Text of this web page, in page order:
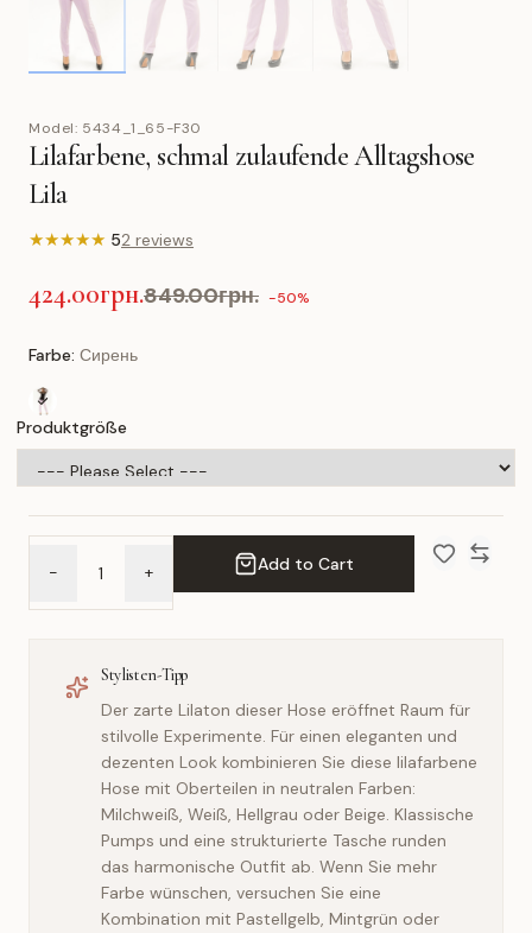
Model: 5434_1_65-F30
Lilafarbene, schmal zulaufende Alltagshose
Lila
★★★★★ 52 reviews
424.00грн.849.00грн. -50%
Farbe: Сирень
Produktgröße
- + Add to Cart
Stylisten-Tipp
Der zarte Lilaton dieser Hose eröffnet Raum für
stilvolle Experimente. Für einen eleganten und
dezenten Look kombinieren Sie diese lilafarbene
Hose mit Oberteilen in neutralen Farben:
Milchweiß, Weiß, Hellgrau oder Beige. Klassische
Pumps und eine strukturierte Tasche runden
das harmonische Outfit ab. Wenn Sie mehr
Farbe wünschen, versuchen Sie eine
Kombination mit Pastellgelb, Mintgrün oder